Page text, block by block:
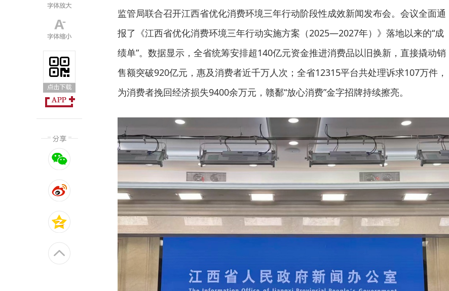
监管局联合召开江西省优化消费环境三年行动阶段性成效新闻发布会。会议全面通
报了《江西省优化消费环境三年行动实施方案（2025—2027年）》落地以来的“成
绩单”。数据显示，全省统筹安排超140亿元资金推进消费品以旧换新，直接撬动销
售额突破920亿元，惠及消费者近千万人次；全省12315平台共处理诉求107万件，
为消费者挽回经济损失9400余万元，赣鄱“放心消费”金字招牌持续擦亮。